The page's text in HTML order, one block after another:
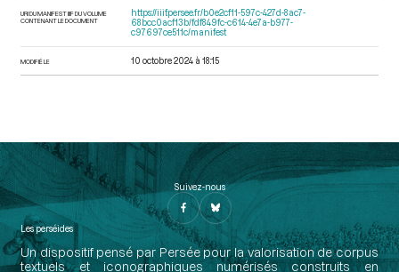
URI DU MANIFEST IIIF DU VOLUME
CONTENANT LE DOCUMENT
https://iiif.persee.fr/b0e2cf11-597c-427d-8ac7-
68bcc0acf13b/fdf849fc-c614-4e7a-b977-
c97697ce511c/manifest
MODIFIÉ LE 10 octobre 2024 à 18:15
Suivez-nous
Les perséides
Un dispositif pensé par Persée pour la valorisation de corpus
textuels et iconographiques numérisés construits en